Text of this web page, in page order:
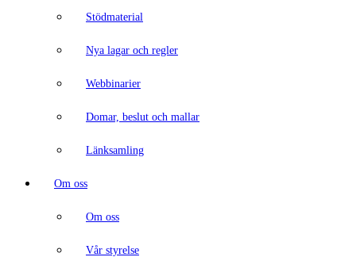
Stödmaterial
Nya lagar och regler
Webbinarier
Domar, beslut och mallar
Länksamling
Om oss
Om oss
Vår styrelse